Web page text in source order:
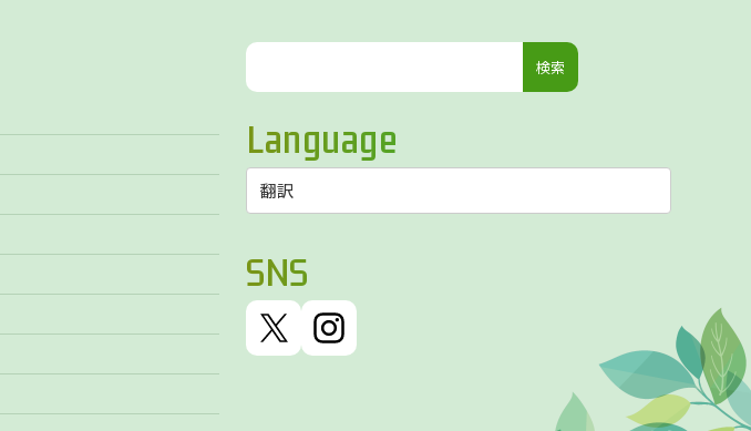
検
Language
SNS